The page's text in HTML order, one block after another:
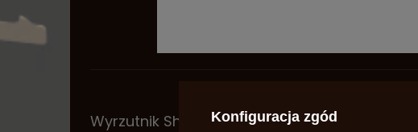
Wyrzutnik Sharps .45 od Davide Pedersoli to
Konfiguracja zgód